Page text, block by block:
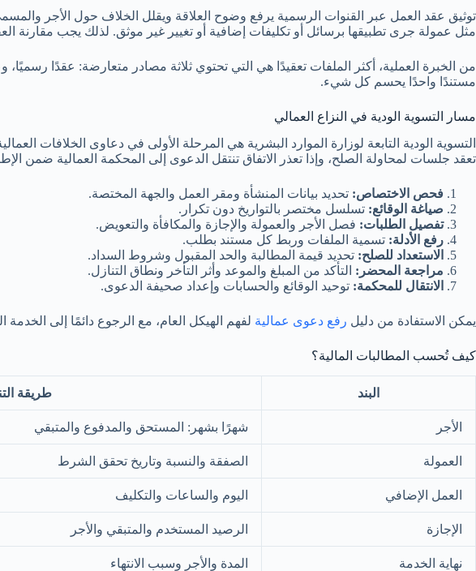
توثيق عقد العمل عبر القنوات الرسمية يرفع وضوح العلاقة ويقلل الخلاف حول الأجر
مثل عمولة جرى تطبيقها برسائل أو تكليفات إضافية أو تغيير غير موثق. لذلك يجب مقارنة
من الخبرة العملية، أكثر الملفات تعقيدًا هي التي تحتوي ثلاثة مصادر متعارضة: عقدًا
مستندًا واحدًا يحسم كل شيء.
مسار التسوية الودية في النزاع العمالي
التسوية الودية التابعة لوزارة الموارد البشرية هي المرحلة الأولى في دعاوى الخلافات
تعقد جلسات لمحاولة الصلح، وإذا تعذر الاتفاق تنتقل الدعوى إلى المحكمة العمالية ضمن الإطار الإجرائي
فحص الاختصاص: تحديد بيانات المنشأة ومقر العمل والجهة المختصة.
صياغة الوقائع: تسلسل مختصر بالتواريخ دون تكرار.
تفصيل الطلبات: فصل الأجر والعمولة والإجازة والمكافأة والتعويض.
رفع الأدلة: تسمية الملفات وربط كل مستند بطلب.
الاستعداد للصلح: تحديد قيمة المطالبة والحد المقبول وشروط السداد.
مراجعة المحضر: التأكد من المبلغ والموعد وأثر التأخر ونطاق التنازل.
الانتقال للمحكمة: توحيد الوقائع والحسابات وإعداد صحيفة الدعوى.
يمكن الاستفادة من دليل رفع دعوى عمالية لفهم الهيكل العام، مع الرجوع دائمًا إلى
كيف تُحسب المطالبات المالية؟
البند طريقة
الأجر شهرًا بشهر: المستحق والمدفوع والمتبقي
العمولة الصفقة والنسبة وتاريخ تحقق الشرط
العمل الإضافي اليوم والساعات والتكليف
الإجازة الرصيد المستخدم والمتبقي والأجر
نهاية الخدمة المدة والأجر وسبب الانتهاء